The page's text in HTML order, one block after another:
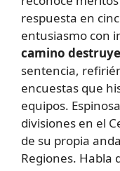
respuesta en
entusiasmo con
camino destruye
sentencia,
encuestas que
equipos.
divisiones en el
de su propia
Regiones. Habla